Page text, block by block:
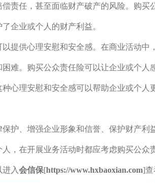
偿责任，甚至面临财产破产的风险。购
企业或个人的财产利益。
提供心理安慰和安全感。在商业活动中
难。购买公众责任险可以让企业或个人
心理安慰和安全感可以帮助企业或个人
保护、增强企业形象和信誉、保护财产利
，在开展业务活动时都应考虑购买公众
入会信保[https://www.hxbaoxian.com]查